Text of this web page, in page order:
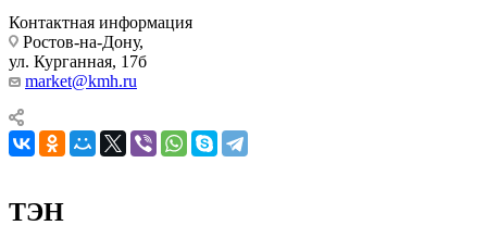
Контактная информация
Ростов-на-Дону,
ул. Курганная, 17б
market@kmh.ru
ТЭН